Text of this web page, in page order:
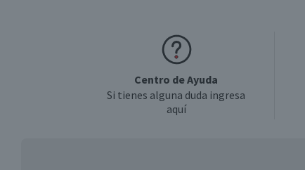
Centro de Ayuda
Si tienes alguna duda ingresa
aquí